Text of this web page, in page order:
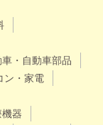
車・自動車部品
ン・家電
機器